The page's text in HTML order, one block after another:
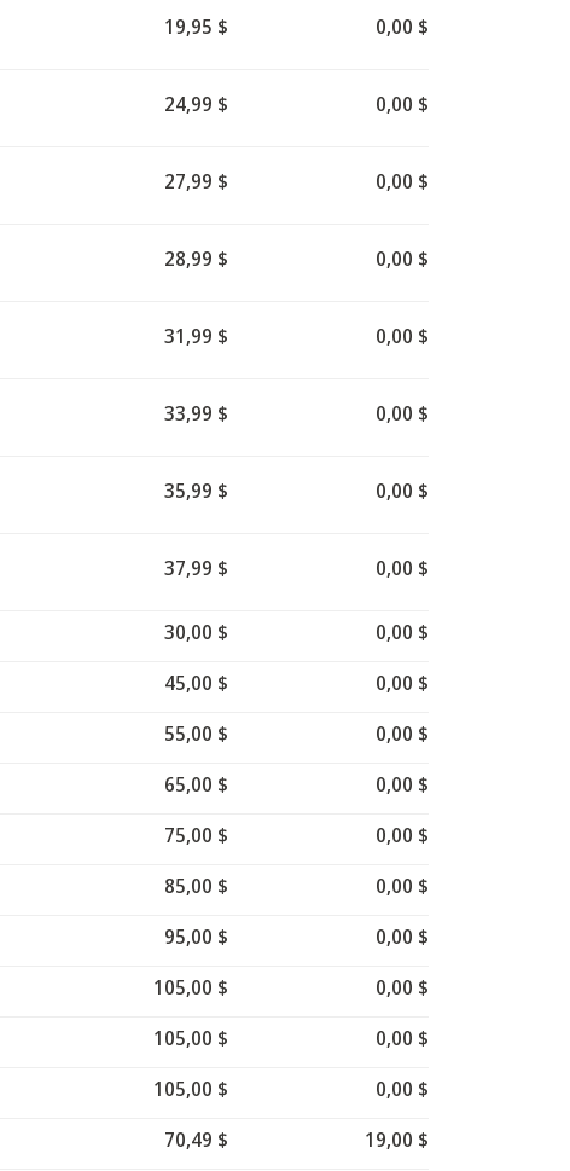
19,95 $ 0,00 $
24,99 $ 0,00 $
27,99 $ 0,00 $
28,99 $ 0,00 $
31,99 $ 0,00 $
33,99 $ 0,00 $
35,99 $ 0,00 $
37,99 $ 0,00 $
30,00 $
0,00 $
45,00 $
0,00 $
55,00 $
0,00 $
65,00 $
0,00 $
75,00 $
0,00 $
85,00 $
0,00 $
95,00 $
0,00 $
105,00 $
0,00 $
105,00 $
0,00 $
105,00 $
0,00 $
70,49 $
19,00 $